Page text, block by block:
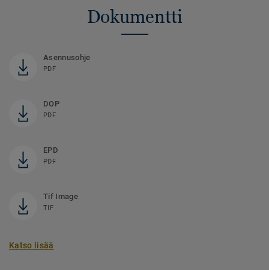
Dokumentti
Asennusohje
PDF
DOP
PDF
EPD
PDF
Tif Image
TIF
Katso lisää